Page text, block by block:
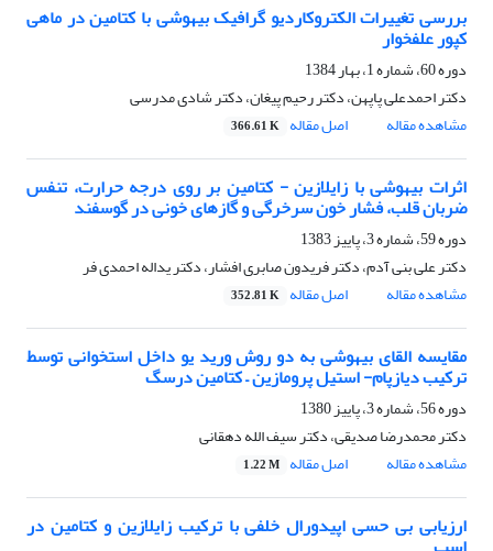
بررسی تغییرات الکتروکاردیو گرافیک بیهوشی با کتامین در ماهی
کپور علفخوار
دوره 60، شماره 1، بهار 1384
دکتر احمدعلی پاپهن، دکتر رحیم پیغان، دکتر شادی مدرسی
مشاهده مقاله
اصل مقاله 366.61 K
اثرات بیهوشی با زایلازین - کتامین بر روی درجه حرارت، تنفس
ضربان قلب، فشار خون سرخرگی و گازهای خونی در گوسفند
دوره 59، شماره 3، پاییز 1383
دکتر علی بنی آدم، دکتر فریدون صابری افشار، دکتر یداله احمدی فر
مشاهده مقاله
اصل مقاله 352.81 K
مقایسه القای بیهوشی به دو روش ورید یو داخل استخوانی توسط
ترکیب دیازپام- استیل پرومازین – کتامین درسگ
دوره 56، شماره 3، پاییز 1380
دکتر محمدرضا صدیقی، دکتر سیف الله دهقانی
مشاهده مقاله
اصل مقاله 1.22 M
ارزیابی بی حسی اپیدورال خلفی با ترکیب زایلازین و کتامین در